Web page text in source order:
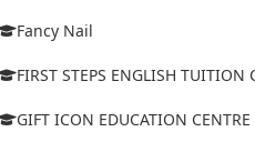
Fancy Nail
FIRST STEPS ENGLISH TUITION
GIFT ICON EDUCATION CENTRE